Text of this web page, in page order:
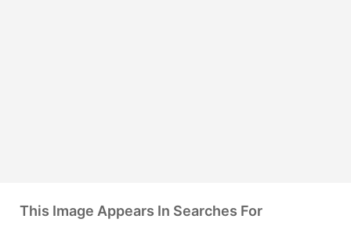
This Image Appears In Searches For